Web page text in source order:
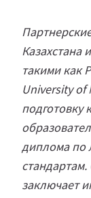
Казахстана
такими как
University of
подготовку
диплома по
заключает